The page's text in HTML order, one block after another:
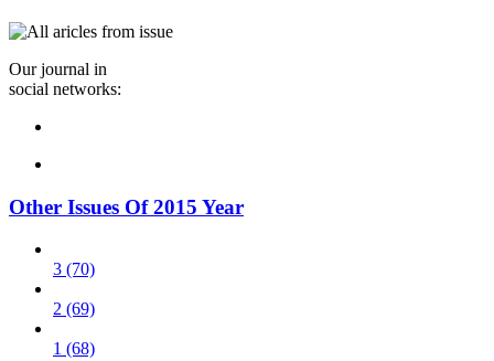
Our journal in
social networks:
Other Issues Of 2015 Year
3 (70)
2 (69)
1 (68)